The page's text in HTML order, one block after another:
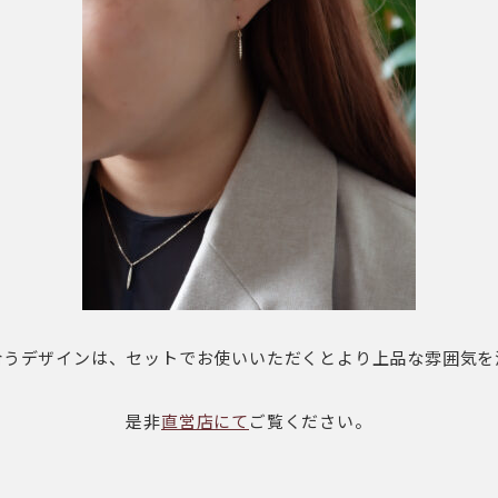
デザインは、セットでお使いいただくとより上品な雰囲気を
是非直営店にて ご覧ください。